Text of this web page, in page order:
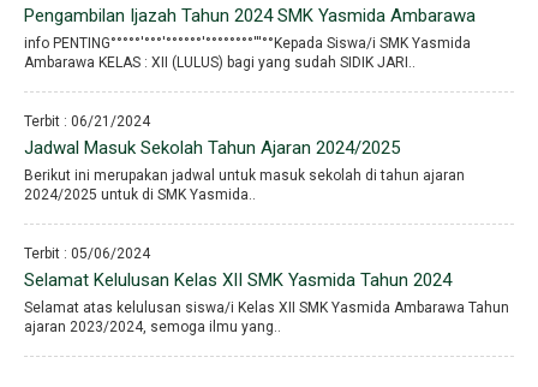
Pengambilan Ijazah Tahun 2024 SMK Yasmida Ambarawa
info PENTING°°°°°′°°°′°°°°°°′°°°°°°°°′′′°°Kepada Siswa/i SMK Yasmida
Ambarawa KELAS : XII (LULUS) bagi yang sudah SIDIK JARI..
Terbit : 06/21/2024
Jadwal Masuk Sekolah Tahun Ajaran 2024/2025
Berikut ini merupakan jadwal untuk masuk sekolah di tahun ajaran
2024/2025 untuk di SMK Yasmida..
Terbit : 05/06/2024
Selamat Kelulusan Kelas XII SMK Yasmida Tahun 2024
Selamat atas kelulusan siswa/i Kelas XII SMK Yasmida Ambarawa Tahun
ajaran 2023/2024, semoga ilmu yang..